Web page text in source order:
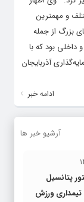
و مهمترین
بزرگ از جمله
بود که با
آذربایجان
ادامه خبر
آرشیو خبر ها
پتانسیل
تیمداری ورزش